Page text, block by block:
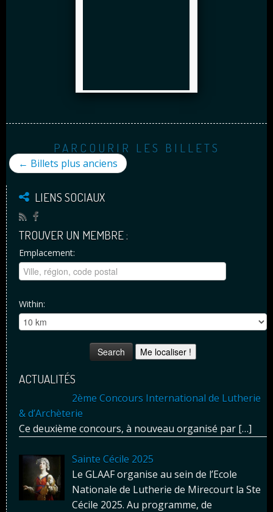
PARCOURIR LES BILLETS
← Billets plus anciens
LIENS SOCIAUX
TROUVER UN MEMBRE :
Emplacement:
Within:
Me localiser !
ACTUALITÉS
2ème Concours International de Lutherie
& d’Archèterie
Ce deuxième concours, à nouveau organisé par […]
Sainte Cécile 2025
Le GLAAF organise au sein de l’Ecole
Nationale de Lutherie de Mirecourt la Ste
Cécile 2025. Au programme, de